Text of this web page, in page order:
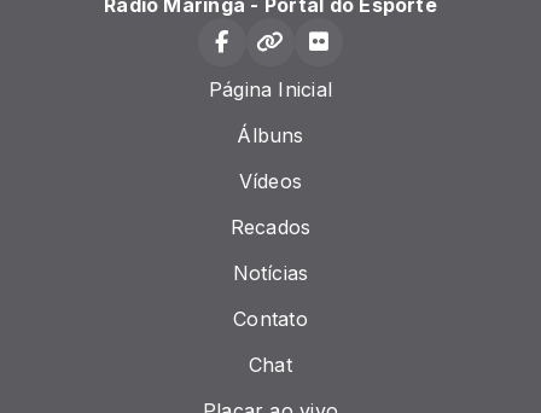
Rádio Maringá - Portal do Esporte
Página Inicial
Álbuns
Vídeos
Recados
Notícias
Contato
Chat